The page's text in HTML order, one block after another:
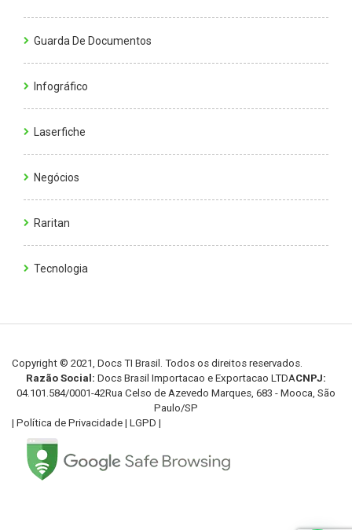
Guarda De Documentos
Infográfico
Laserfiche
Negócios
Raritan
Tecnologia
Copyright © 2021, Docs TI Brasil. Todos os direitos reservados.
Razão Social: Docs Brasil Importacao e Exportacao LTDACNPJ:
04.101.584/0001-42Rua Celso de Azevedo Marques, 683 - Mooca, São
Paulo/SP
| Política de Privacidade | LGPD |